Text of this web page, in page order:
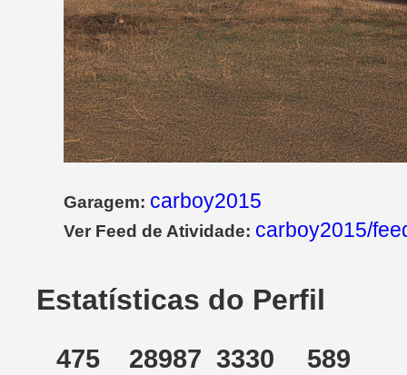
Garagem: carboy2015
Ver Feed de Atividade: carboy2015/
Estatísticas do Perfil
475 28987 3330 589